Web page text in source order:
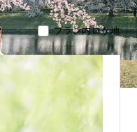
プラン内ロケ地